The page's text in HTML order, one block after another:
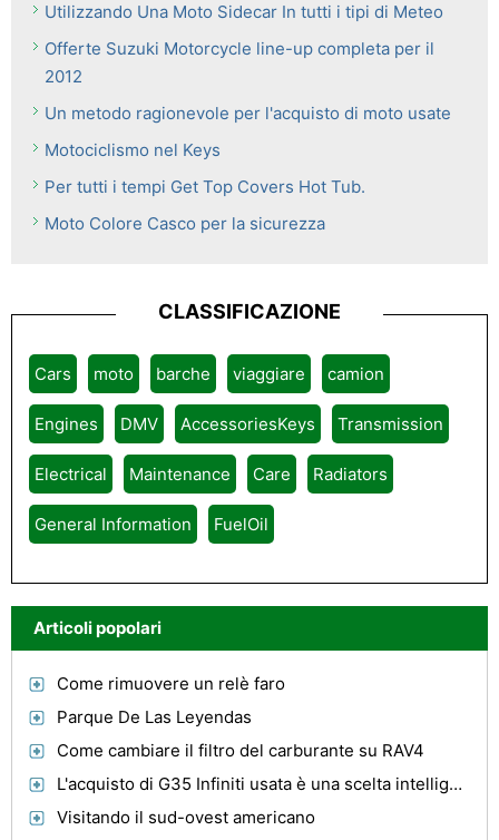
Utilizzando Una Moto Sidecar In tutti i tipi di Meteo
Offerte Suzuki Motorcycle line-up completa per il
2012
Un metodo ragionevole per l'acquisto di moto usate
Motociclismo nel Keys
Per tutti i tempi Get Top Covers Hot Tub.
Moto Colore Casco per la sicurezza
CLASSIFICAZIONE
Cars moto barche viaggiare camion
Engines DMV AccessoriesKeys Transmission
Electrical Maintenance Care Radiators
General Information FuelOil
Articoli popolari
Come rimuovere un relè faro
Parque De Las Leyendas
Come cambiare il filtro del carburante su RAV4
L'acquisto di G35 Infiniti usata è una scelta intelligente
Visitando il sud-ovest americano